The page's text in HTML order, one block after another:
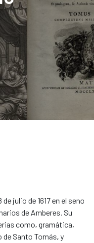
julio de 1617 en el seno
de Amberes. Su
como, gramática,
de Santo Tomás, y